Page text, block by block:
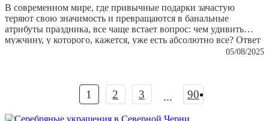
В современном мире, где привычные подарки зачастую
теряют свою значимость и превращаются в банальные
атрибуты праздника, все чаще встает вопрос: чем удивить
мужчину, у которого, кажется, уже есть абсолютно все? Ответ
кроется не в практичности и не в сиюминутной выгоде, а в
внимания, а предмет, который станет выражением уважения,
признания и тонкого вкуса. Именно поэтому мини-бар из
благородных материалов — это больше, чем подарок. Это
знак зрелости, успеха и внутреннего достоинства.
05/08/2025
1 2 3 ... 90